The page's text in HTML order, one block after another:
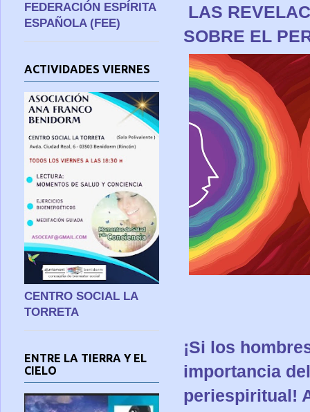
LAS
SOBRE EL
¡Si los
importancia
periespiritual!
FEDERACIÓN ESPÍRITA
ESPAÑOLA (FEE)
ACTIVIDADES VIERNES
CENTRO SOCIAL LA
TORRETA
ENTRE LA TIERRA Y EL
CIELO